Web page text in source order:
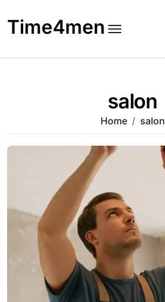
to
content
Time4men
salon
Home salon